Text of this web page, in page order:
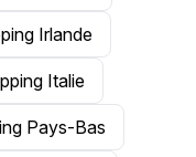
Irlande
Italie
Pays-Bas